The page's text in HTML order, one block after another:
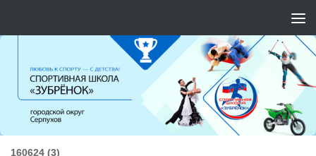
160624 (3)